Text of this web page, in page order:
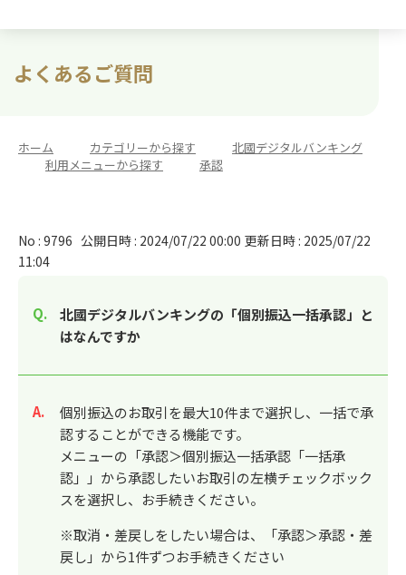
よくあるご質問
ホーム カテゴリーから探す
北國デジタルバンキング
利用メニューから探す 承認
No : 9796 公開日時 : 2024/07/22 00:00 更新日時 : 2025/07/22
11:04
北國デジタルバンキングの「個別振込一括承認」と
はなんですか
回答
個別振込のお取引を最大10件まで選択し、一括で承
認することができる機能です。
メニューの「承認＞個別振込一括承認「一括承
認」」から承認したいお取引の左横チェックボック
スを選択し、お手続きください。
※取消・差戻しをしたい場合は、「承認＞承認・差
戻し」から1件ずつお手続きください